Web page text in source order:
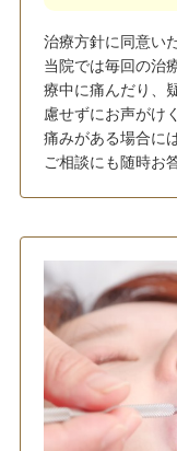
治療方針に同意い
当院では毎回の治
療中に痛んだり、
慮せずにお声がけ
痛みがある場合に
ご相談にも随時お